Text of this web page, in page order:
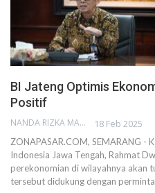
BI Jateng Optimis
Positif
NANDA RIZKA MAHENDRA 18 Feb 2025
ZONAPASAR.COM, SEMARANG -
Indonesia Jawa Tengah, Rahmat
perekonomian di wilayahnya akan
tersebut didukung dengan